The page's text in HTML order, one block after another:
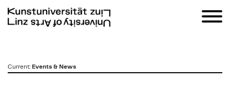
zumCurrent: Events & News